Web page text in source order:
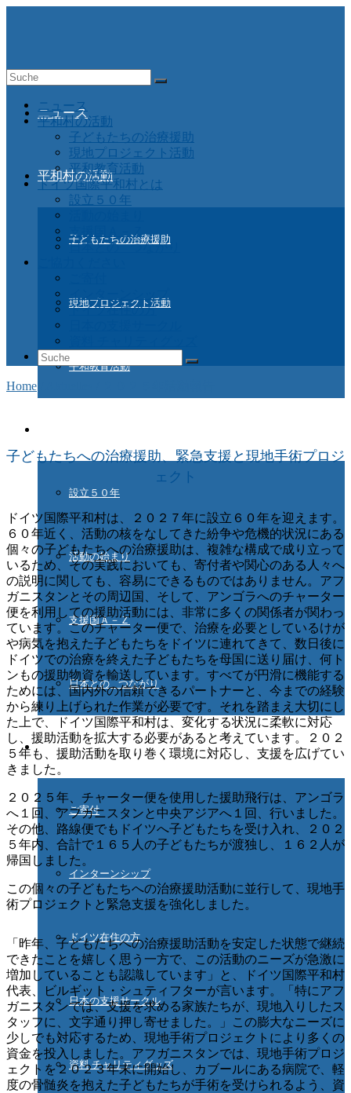
ニュース
平和村の活動
子どもたちの治療援助
現地プロジェクト活動
平和教育活動
設立５０年
活動の始まり
支援国Ａ－Ｚ
日本との つながり
ご協力ください
ご寄付
インターンシップ
ドイツ在住の方
日本の支援サークル
資料 チャリティグッズ
Suche
ニュース
平和村の活動
子どもたちの治療援助
現地プロジェクト活動
平和教育活動
ドイツ国際平和村とは
設立５０年
支援国Ａ－Ｚ
日本との つながり
インターンシップ
ドイツ在住の方
Suche
nach:
Home
子どもたちへの治療援助、緊急支援と現地手術プロジ
ェクト
ドイツ国際平和村は、２０２７年に設立６０年を迎えます。
６０年近く、活動の核をなしてきた紛争や危機的状況にある
個々の子どもたちへの治療援助は、複雑な構成で成り立って
いるため、その実践においても、寄付者や関心のある人々へ
の説明に関しても、容易にできるものではありません。アフ
ガニスタンとその周辺国、そして、アンゴラへのチャーター
便を利用しての援助活動には、非常に多くの関係者が関わっ
ています。このチャーター便で、治療を必要としているけが
や病気を抱えた子どもたちをドイツに連れてきて、数日後に
ドイツでの治療を終えた子どもたちを母国に送り届け、何ト
ンもの援助物資を輸送しています。すべてが円滑に機能する
ためには、国内外の信頼できるパートナーと、今までの経験
から練り上げられた作業が必要です。それを踏まえ大切にし
た上で、ドイツ国際平和村は、変化する状況に柔軟に対応
し、援助活動を拡大する必要があると考えています。２０２
５年も、援助活動を取り巻く環境に対応し、支援を広げてい
きました。
２０２５年、チャーター便を使用した援助飛行は、アンゴラ
へ１回、アフガニスタンと中央アジアへ１回、行いました。
その他、路線便でもドイツへ子どもたちを受け入れ、２０２
５年内、合計で１６５人の子どもたちが渡独し、１６２人が
帰国しました。
この個々の子どもたちへの治療援助活動に並行して、現地手
術プロジェクトと緊急支援を強化しました。
「昨年、子どもたちへの治療援助活動を安定した状態で継続
できたことを嬉しく思う一方で、この活動のニーズが急激に
増加していることも認識しています」と、ドイツ国際平和村
代表、ビルギット・シュティフターが言います。「特にアフ
ガニスタンでは、支援を求める家族たちが、現地入りしたス
タッフに、文字通り押し寄せました。」この膨大なニーズに
少しでも対応するため、現地手術プロジェクトにより多くの
資金を投入しました。アフガニスタンでは、現地手術プロジ
ェクトを２０２３年末に開始し、カブールにある病院で、軽
度の骨髄炎を抱えた子どもたちが手術を受けられるよう、資